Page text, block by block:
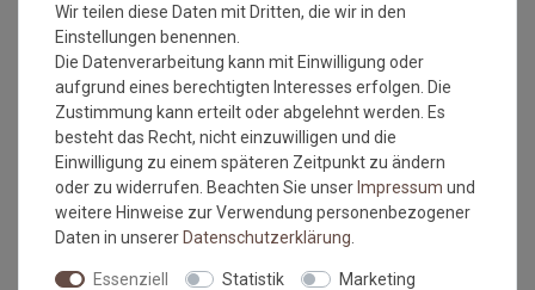
Versandkostenfrei*
Fussmatte wash+dry Design
Lovetails 35x120 cm
Grundpreis:56,95 €/ Stück
inkl. ges. MwSt.
Versandkostenfrei*
Fussmatte wash+dry
Original Raven Black 35x120
cm
Grundpreis:42,45 € /Stück
inkl. ges. MwSt.
Versandkostenfrei*
Wir teilen diese Daten mit Dritten, die wir in den
Einstellungen benennen.
Die Datenverarbeitung kann mit Einwilligung oder
aufgrund eines berechtigten Interesses erfolgen. Die
Zustimmung kann erteilt oder abgelehnt werden. Es
besteht das Recht, nicht einzuwilligen und die
Einwilligung zu einem späteren Zeitpunkt zu ändern
oder zu widerrufen. Beachten Sie unserImpressum und
weitere Hinweise zur Verwendung personenbezogener
Daten in unsererDaten­schutz­erklärung
Essenziell Statistik Marketing